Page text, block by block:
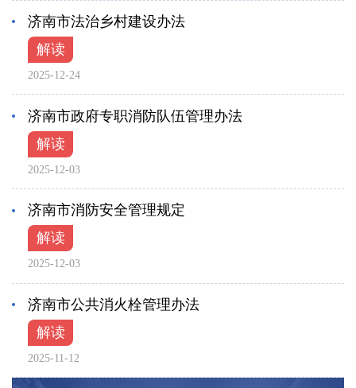
济南市法治乡村建设办法
解读
2025-12-24
济南市政府专职消防队伍管理办法
解读
2025-12-03
济南市消防安全管理规定
解读
2025-12-03
济南市公共消火栓管理办法
解读
2025-11-12